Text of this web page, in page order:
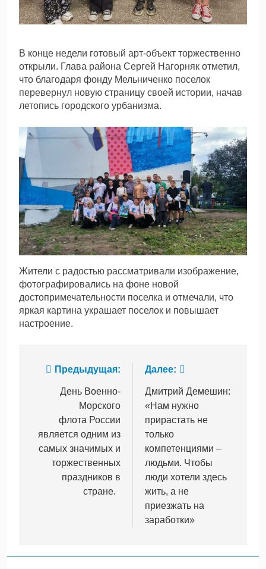
В конце недели готовый арт-объект торжественно
открыли. Глава района Сергей Нагорняк отметил,
что благодаря фонду Мельниченко поселок
перевернул новую страницу своей истории, начав
летопись городского урбанизма.
Жители с радостью рассматривали изображение,
фотографировались на фоне новой
достопримечательности поселка и отмечали, что
яркая картина украшает поселок и повышает
настроение.
Навигация
записям
Предыдущая:
День Военно-
Морского
флота России
является одним из
самых значимых и
торжественных
праздников в
стране.
Далее:
Дмитрий Демешин:
«Нам нужно
прирастать не
только
компетенциями –
людьми. Чтобы
люди хотели здесь
жить, а не
приезжать на
заработки»